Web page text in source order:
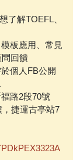
了解TOEFL、
模板應用、常見
回饋
於個人FB公開
福路2段70號
，捷運古亭站7